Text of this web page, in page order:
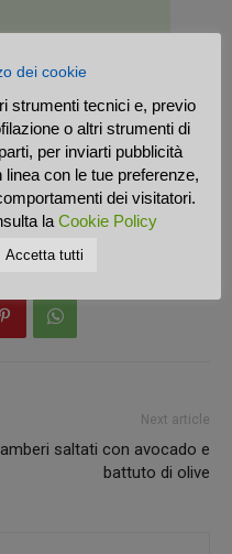
Ricetta
Chef Ricettone
Vedi altre Ricette del
Cuoco »
Next article
saltati con avocado e
battuto di olive
dei cookie
strumenti tecnici e, previo
o altri strumenti di
per inviarti pubblicità
con le tue preferenze,
dei visitatori.
la Cookie Policy
Accetta tutti